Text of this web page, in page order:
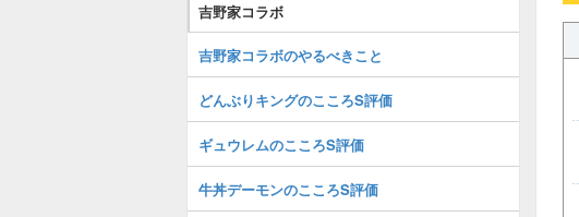
吉野家コラボ
吉野家コラボのやるべきこと
どんぶりキングのこころS評価
ギュウレムのこころS評価
牛丼デーモンのこころS評価